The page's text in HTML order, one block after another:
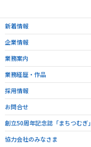
新着情報
企業情報
業務案内
業務経歴・作品
採用情報
お問合せ
創立50周年記念誌「まちつむぎ」
協力会社のみなさま